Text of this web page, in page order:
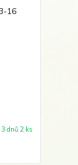
dnů 2 ks